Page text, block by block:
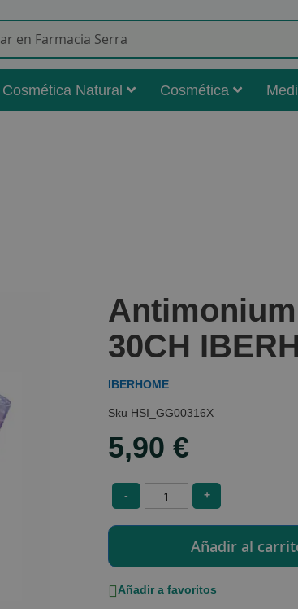
Cosmética Natural Cosmética
30CH
IBERHOME
HSI_GG00316X
5,90 €
- +
Añadir a favoritos